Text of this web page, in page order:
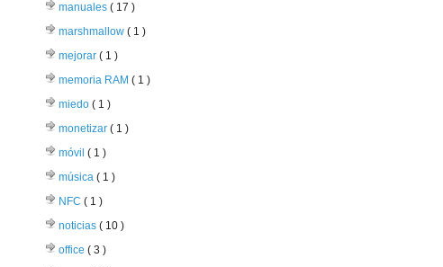
manuales ( 17 )
marshmallow ( 1 )
mejorar ( 1 )
memoria RAM ( 1 )
miedo ( 1 )
monetizar ( 1 )
móvil ( 1 )
música ( 1 )
NFC ( 1 )
noticias ( 10 )
office ( 3 )